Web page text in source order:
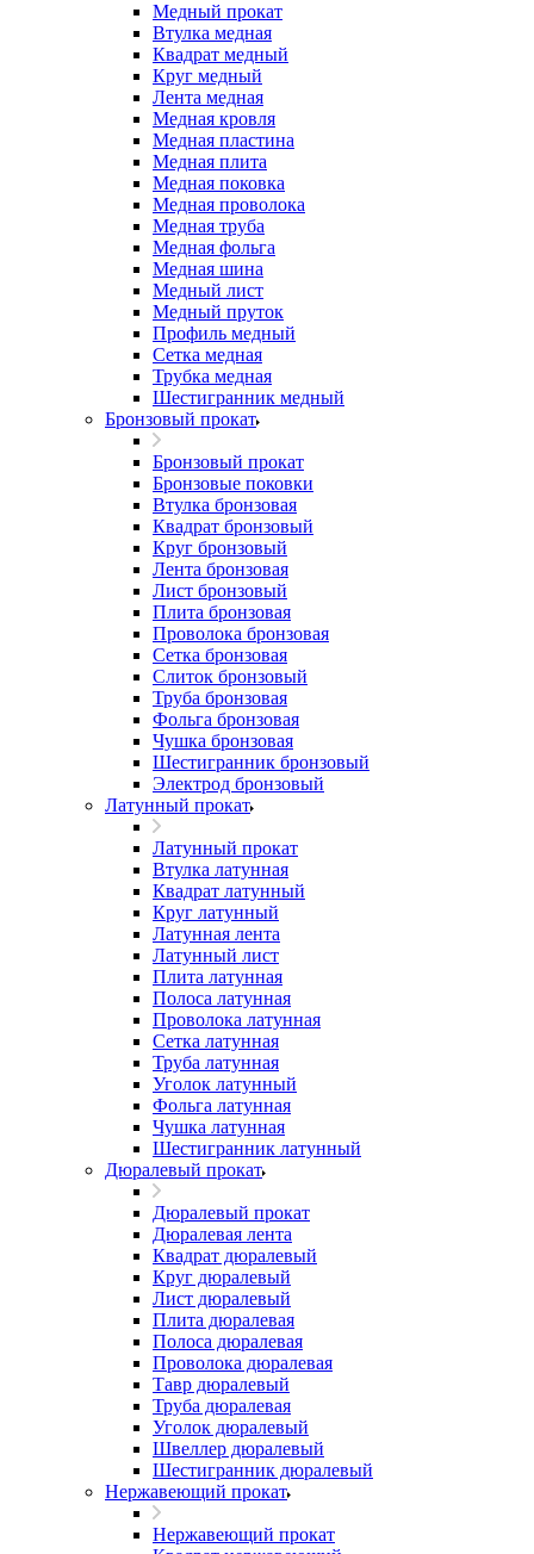
Медный прокат
Втулка медная
Квадрат медный
Круг медный
Лента медная
Медная кровля
Медная пластина
Медная плита
Медная поковка
Медная проволока
Медная труба
Медная фольга
Медная шина
Медный лист
Медный пруток
Профиль медный
Сетка медная
Трубка медная
Шестигранник медный
Бронзовый прокат
Бронзовый прокат
Бронзовые поковки
Втулка бронзовая
Квадрат бронзовый
Круг бронзовый
Лента бронзовая
Лист бронзовый
Плита бронзовая
Проволока бронзовая
Сетка бронзовая
Слиток бронзовый
Труба бронзовая
Фольга бронзовая
Чушка бронзовая
Шестигранник бронзовый
Электрод бронзовый
Латунный прокат
Латунный прокат
Втулка латунная
Квадрат латунный
Круг латунный
Латунная лента
Латунный лист
Плита латунная
Полоса латунная
Проволока латунная
Сетка латунная
Труба латунная
Уголок латунный
Фольга латунная
Чушка латунная
Шестигранник латунный
Дюралевый прокат
Дюралевый прокат
Дюралевая лента
Квадрат дюралевый
Круг дюралевый
Лист дюралевый
Плита дюралевая
Полоса дюралевая
Проволока дюралевая
Тавр дюралевый
Труба дюралевая
Уголок дюралевый
Швеллер дюралевый
Шестигранник дюралевый
Нержавеющий прокат
Нержавеющий прокат